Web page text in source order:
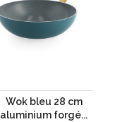
Wok bleu 28 cm
aluminium forgé...